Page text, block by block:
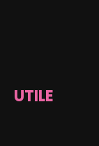
UTILE